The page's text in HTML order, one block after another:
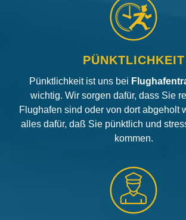
PÜNKTLICHKEIT
Pünktlichkeit ist uns bei
wichtig. Wir sorgen dafür, dass Sie
Flughafen sind oder von dort abgeholt
alles dafür, daß Sie pünktlich und
kommen.